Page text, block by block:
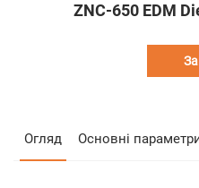
ZNC-650 EDM
Огляд Основні